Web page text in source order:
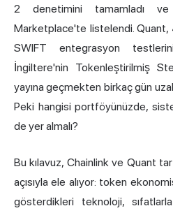
2 denetimini tamamladı
Marketplace'te listelendi.
SWIFT entegrasyon
İngiltere'nin Tokenleştirilmiş
yayına geçmekten birkaç gün
Peki hangisi portföyünüzde,
de yer almalı?
Bu kılavuz, Chainlink ve Quant
açısıyla ele alıyor: token
gösterdikleri teknoloji,